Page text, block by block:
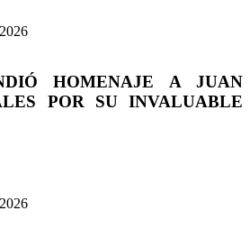
HOMENAJE A JUAN
POR SU INVALUABLE